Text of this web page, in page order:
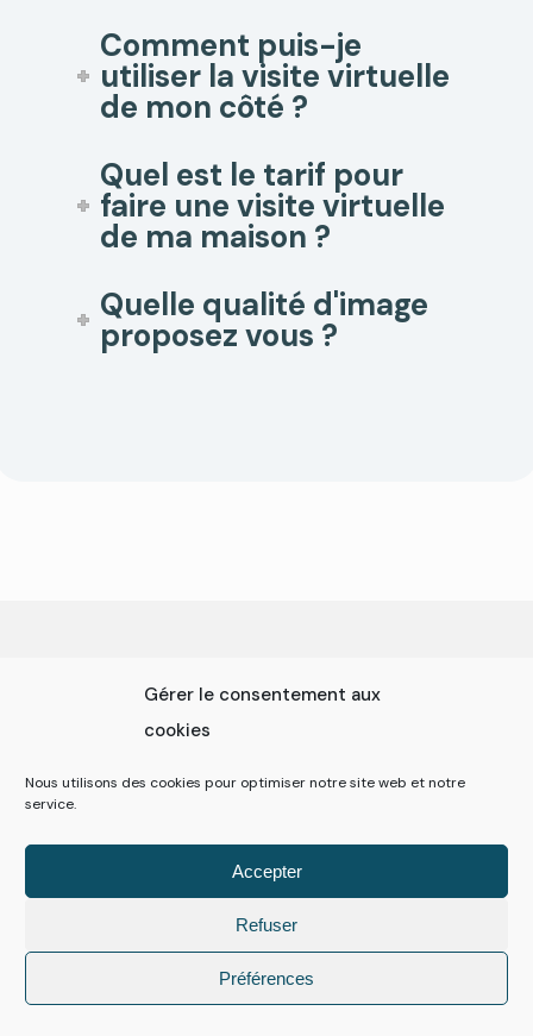
Gérer le consentement aux
cookies
Nous utilisons des cookies pour optimiser notre site web et notre
service.
Accepter
Refuser
Préférences
Comment puis-je
utiliser la visite virtuelle
de mon côté ?
Quel est le tarif pour
faire une visite virtuelle
de ma maison ?
Quelle qualité d'image
proposez vous ?
#PORTFOLIO
Nos références
Découvrez quelques unes de nos 700
références. Des magasins aux salles de sports,
formations… vous découvrirez des visites